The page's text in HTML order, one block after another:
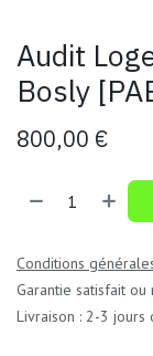
Audit
Bosly
800,00 €
Conditions
Garantie satisfait
Livraison : 2-3 jours